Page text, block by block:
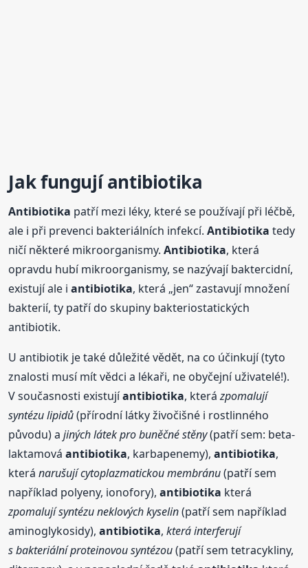
Jak fungujíantibiotika
Antibiotika patří mezi léky, které se používají při léčbě,
ale i při prevenci bakteriálních infekcí.Antibiotika tedy
ničí některé mikroorganismy.Antibiotika, která
opravdu hubí mikroorganismy, se nazývají baktercidní,
existují ale iantibiotika, která „jen“ zastavují množení
bakterií, ty patří do skupiny bakteriostatických
antibiotik.
U antibiotik je také důležité vědět, na co účinkují (tyto
znalosti musí mít vědci a lékaři, ne obyčejní uživatelé!).
V současnosti existujíantibiotika, kterázpomalují
syntézu lipidů(přírodní látky živočišné i rostlinného
původu) ajiných látek pro buněčné stěny(patří sem: beta-
laktamováantibiotika, karbapenemy),antibiotika,
kteránarušují cytoplazmatickou membránu(patří sem
například polyeny, ionofory),antibiotika která
zpomalují syntézu neklových kyselin(patří sem například
aminoglykosidy),antibiotika,která interferují
s bakteriální proteinovou syntézou(patří sem tetracykliny,